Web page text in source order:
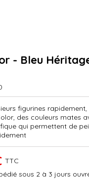
- Bleu
figurines rapidement,
des couleurs mates
qui permettent de
TTC
sous 2 à 3 jours